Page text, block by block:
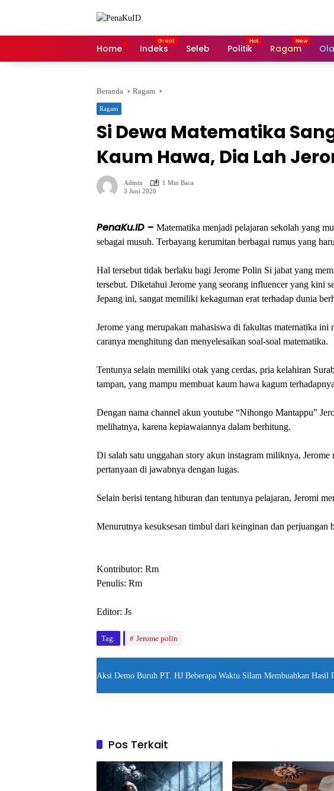
Home Indeks Seleb Politik Ragam
Beranda Ragam
Ragam
Si Dewa Matematika
Kaum Hawa, Dia Lah
Admin
1 Min Baca
3 Juni 2020
PenaKu.ID – Matematika menjadi pelajaran sekolah yang
sebagai musuh. Terbayang kerumitan berbagai rumus yang
Hal tersebut tidak berlaku bagi Jerome Polin Si jabat yang
tersebut. Diketahui Jerome yang seorang influencer yang kini
Jepang ini, sangat memiliki kekaguman erat terhadap dunia
Jerome yang merupakan mahasiswa di fakultas matematika ini
caranya menghitung dan menyelesaikan soal-soal matematika.
Tentunya selain memiliki otak yang cerdas, pria kelahiran
tampan, yang mampu membuat kaum hawa kagum
Dengan nama channel akun youtube “Nihongo Mantappu”
melihatnya, karena kepiawaiannya dalam berhitung.
Di salah satu unggahan story akun instagram miliknya, Jerome
pertanyaan di jawabnya dengan lugas.
Selain berisi tentang hiburan dan tentunya pelajaran, Jeromi
Menurutnya kesuksesan timbul dari keinginan dan perjuangan
Kontributor: Rm
Penulis: Rm
Editor: Js
Tag: Jerome polin
Aksi Demo Buruh PT. HJ Beberapa Waktu Silam Membuahkan Hasil
Pos Terkait